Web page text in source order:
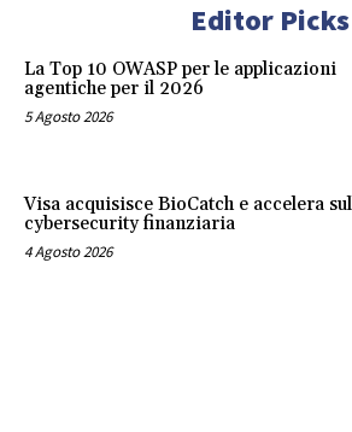
Editor Picks
La Top 10 OWASP per le applicazioni
agentiche per il 2026
5 Agosto 2026
Visa acquisisce BioCatch e accelera
cybersecurity finanziaria
4 Agosto 2026